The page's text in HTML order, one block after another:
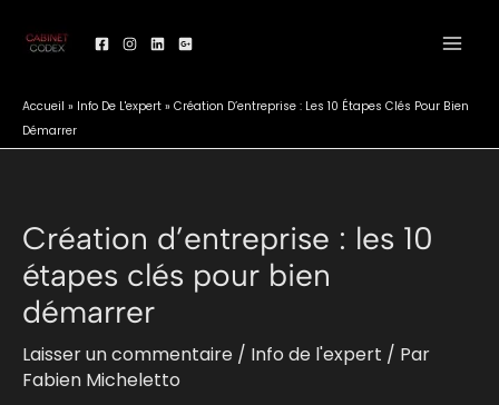
Accueil » Info De L'expert » Création D’entreprise : Les 10 Étapes Clés Pour Bien
Démarrer
Création d’entreprise : les 10
étapes clés pour bien
démarrer
Laisser un commentaire / Info de l'expert / Par
Fabien Micheletto